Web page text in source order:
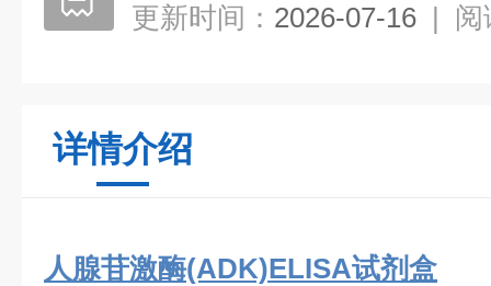
更新时间： 2026-07-16 | 阅
详情介绍
人腺苷激酶(ADK)ELISA试剂盒